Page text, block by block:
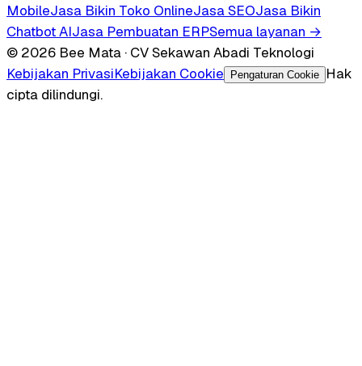
MobileJasa Bikin Toko OnlineJasa SEOJasa Bikin
Chatbot AIJasa Pembuatan ERPSemua layanan →
© 2026 Bee Mata · CV Sekawan Abadi Teknologi
Kebijakan PrivasiKebijakan Cookie Pengaturan Cookie
Hak
cipta dilindungi.